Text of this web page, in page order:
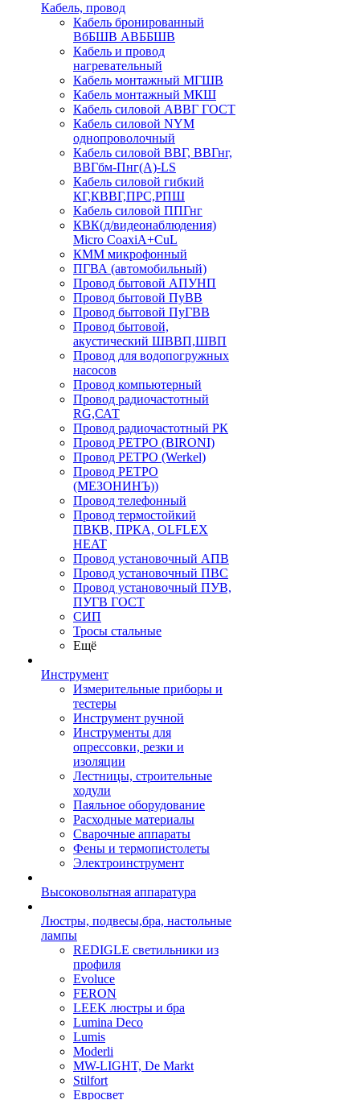
Кабель, провод
Кабель бронированный
ВбБШВ АВББШВ
Кабель и провод
нагревательный
Кабель монтажный МГШВ
Кабель монтажный МКШ
Кабель силовой АВВГ ГОСТ
Кабель силовой NYM
однопроволочный
Кабель силовой ВВГ, ВВГнг,
ВВГбм-Пнг(А)-LS
Кабель силовой гибкий
КГ,КВВГ,ПРС,РПШ
Кабель силовой ППГнг
КВК(д/видеонаблюдения)
Micro CoaxiA+CuL
КММ микрофонный
ПГВА (автомобильный)
Провод бытовой АПУНП
Провод бытовой ПуВВ
Провод бытовой ПуГВВ
Провод бытовой,
акустический ШВВП,ШВП
Провод для водопогружных
насосов
Провод компьютерный
Провод радиочастотный
RG,САТ
Провод радиочастотный РК
Провод РЕТРО (BIRONI)
Провод РЕТРО (Werkel)
Провод РЕТРО
(МЕЗОНИНЪ))
Провод телефонный
Провод термостойкий
ПВКВ, ПРКА, OLFLEX
HEAT
Провод установочный АПВ
Провод установочный ПВС
Провод установочный ПУВ,
ПУГВ ГОСТ
СИП
Тросы стальные
Ещё
Инструмент
Измерительные приборы и
тестеры
Инструмент ручной
Инструменты для
опрессовки, резки и
изоляции
Лестницы, строительные
ходули
Паяльное оборудование
Расходные материалы
Сварочные аппараты
Фены и термопистолеты
Электроинструмент
Высоковольтная аппаратура
Люстры, подвесы,бра, настольные
лампы
REDIGLE светильники из
профиля
Evoluce
FERON
LEEK люстры и бра
Lumina Deco
Lumis
Moderli
MW-LIGHT, De Markt
Stilfort
Евросвет